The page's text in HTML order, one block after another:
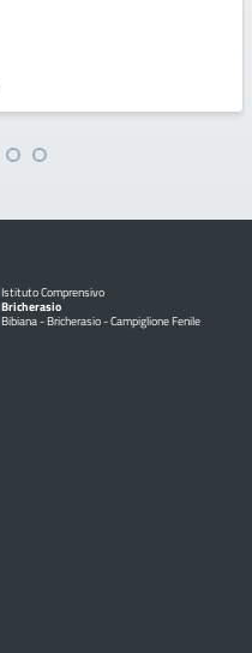
Istituto Comprensivo
Bricherasio
Bibiana - Bricherasio - Campiglione Fenile